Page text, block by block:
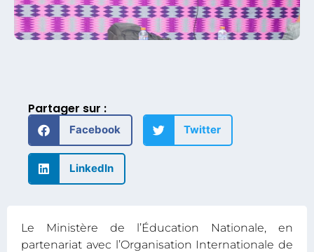
Partager sur :
Facebook Twitter
LinkedIn
Le Ministère de l’Éducation Nationale, en
partenariat avec l’Organisation Internationale de